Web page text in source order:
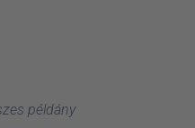
példány